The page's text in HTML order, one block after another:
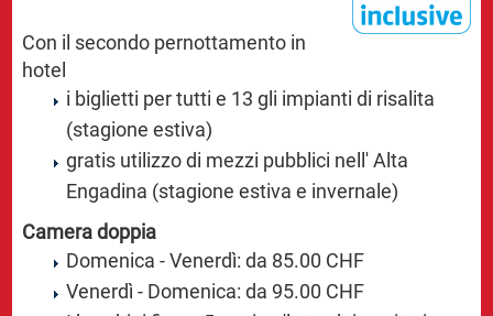
Con il secondo pernottamento in
hotel
i biglietti per tutti e 13 gli impianti di risalita
(stagione estiva)
gratis utilizzo di mezzi pubblici nell' Alta
Engadina (stagione estiva e invernale)
Camera doppia
Domenica - Venerdì: da 85.00 CHF
Venerdì - Domenica: da 95.00 CHF